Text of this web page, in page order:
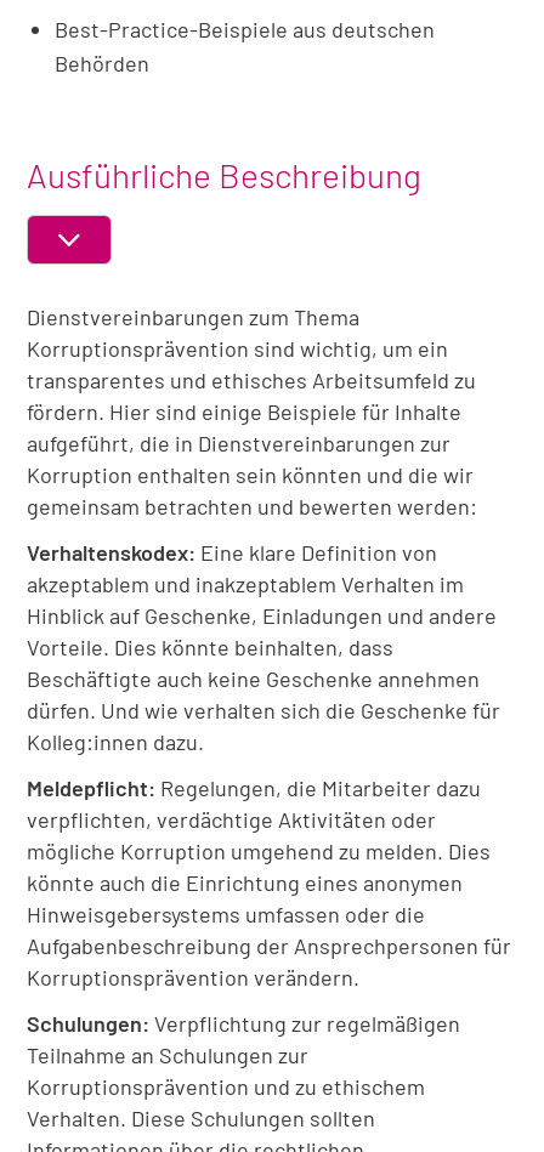
Best-Practice-Beispiele aus deutschen
Behörden
Ausführliche Beschreibung
ABSCHNITT
ODER
AUSKLAPPEN
Dienstvereinbarungen zum Thema
Korruptionsprävention sind wichtig, um ein
transparentes und ethisches Arbeitsumfeld zu
fördern. Hier sind einige Beispiele für Inhalte
aufgeführt, die in Dienstvereinbarungen zur
Korruption enthalten sein könnten und die wir
gemeinsam betrachten und bewerten werden:
Verhaltenskodex: Eine klare Definition von
akzeptablem und inakzeptablem Verhalten im
Hinblick auf Geschenke, Einladungen und andere
Vorteile. Dies könnte beinhalten, dass
Beschäftigte auch keine Geschenke annehmen
dürfen. Und wie verhalten sich die Geschenke für
Kolleg:innen dazu.
Meldepflicht: Regelungen, die Mitarbeiter dazu
verpflichten, verdächtige Aktivitäten oder
mögliche Korruption umgehend zu melden. Dies
könnte auch die Einrichtung eines anonymen
Hinweisgebersystems umfassen oder die
Aufgabenbeschreibung der Ansprechpersonen für
Korruptionsprävention verändern.
Schulungen:Verpflichtung zur regelmäßigen
Teilnahme an Schulungen zur
Korruptionsprävention und zu ethischem
Verhalten. Diese Schulungen sollten